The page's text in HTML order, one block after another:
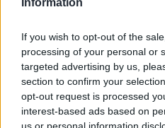
If you wish to opt-out of the
processing of your personal or
targeted advertising by us,
section to confirm your
opt-out request is processed
interest-based ads based on
us or personal information
Sto qui
Bestiario
Pillole
Veglia
​“D” come delitto
Belle lettere
25 Aprile